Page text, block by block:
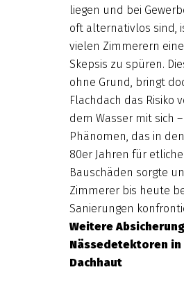
liegen und bei
oft alternativlos sind,
vielen Zimmerern
Skepsis zu spüren.
ohne Grund, bringt
Flachdach das Risiko
dem Wasser mit sich –
Phänomen, das in
80er Jahren für etliche
Bauschäden sorgte
Zimmerer bis heute
Sanierungen
Weitere
Nässedetektoren in
Dachhaut